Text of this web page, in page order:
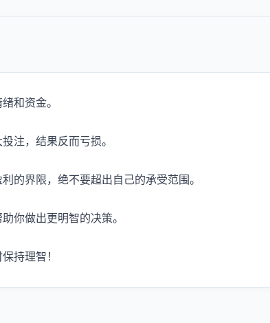
和资金。
注，结果反而亏损。
的界限，绝不要超出自己的承受范围。
你做出更明智的决策。
持理智！